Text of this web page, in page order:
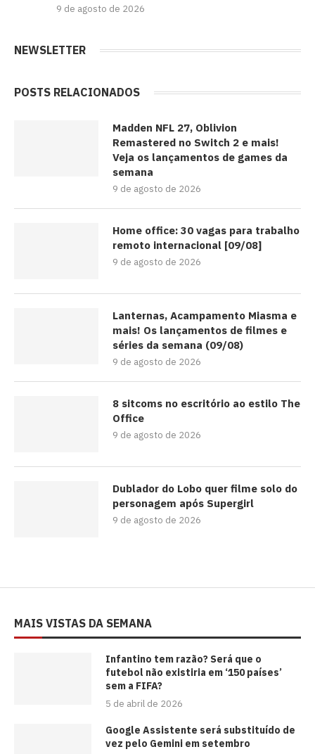
9 de agosto de 2026
NEWSLETTER
POSTS RELACIONADOS
Madden NFL 27, Oblivion
Remastered no Switch 2 e mais!
Veja os lançamentos de games da
semana
9 de agosto de 2026
Home office: 30 vagas para trabalho
remoto internacional [09/08]
9 de agosto de 2026
Lanternas, Acampamento Miasma e
mais! Os lançamentos de filmes e
séries da semana (09/08)
9 de agosto de 2026
8 sitcoms no escritório ao estilo The
Office
9 de agosto de 2026
Dublador do Lobo quer filme solo do
personagem após Supergirl
9 de agosto de 2026
MAIS VISTAS DA SEMANA
⁠Infantino tem razão? Será que o
futebol não existiria em ‘150 países’
sem a FIFA?
5 de abril de 2026
Google Assistente será substituído de
vez pelo Gemini em setembro